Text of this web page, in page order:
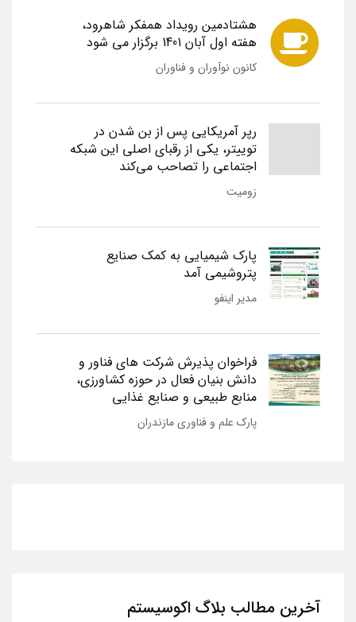
هشتادمین رویداد همفکر شاهرود،
هفته اول آبان 1401 برگزار می شود
کانون نوآوران و فناوران
رپر آمریکایی پس از بن شدن در
توییتر، یکی از رقبای اصلی این شبکه
اجتماعی را تصاحب می‌کند
زومیت
پارک شیمیایی به کمک صنایع
پتروشیمی آمد
مدیر اینفو
فراخوان پذیرش شرکت های فناور و
دانش بنیان فعال در حوزه کشاورزی،
منابع طبیعی و صنایع غذایی
پارک علم و فناوری مازندران
آخرین مطالب بلاگ اکوسیستم